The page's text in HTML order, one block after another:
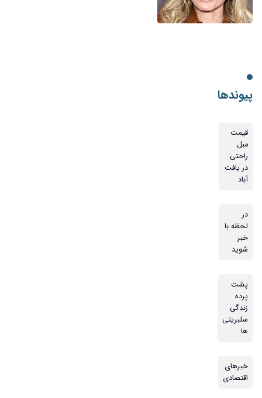
پیوندها
قیمت
مبل
راحتی
در یافت
آباد
در
لحظه با
خبر
شوید
پشت
پرده
زندگی
سلبریتی
ها
خبرهای
اقتصادی